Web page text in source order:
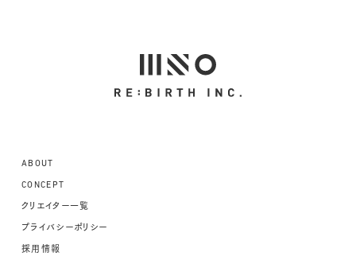
ABOUT
CONCEPT
クリエイター一覧
プライバシーポリシー
採用情報